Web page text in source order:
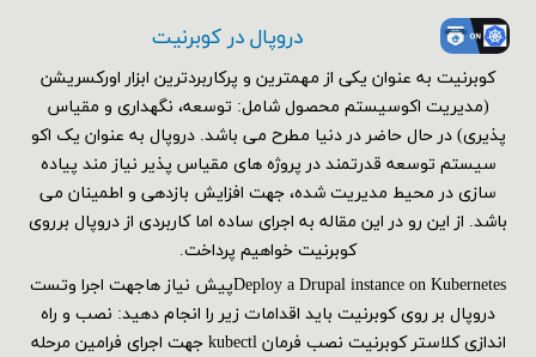
دروپال در کوبرنیت
کوبرنیت به عنوان یکی از مهمترین و پرکاربردترین ابزار اورکسریشن
(مدیریت اکوسیستم محصول شامل: توسعه، نگهداری و مقیاس
پذیری) در حال حاضر در دنیا مطرح می باشد. دروپال به عنوان یک اکو
سیستم توسعه قدرتمند در پروژه های مقیاس پذیر نیاز مند پیاده
سازی در محیط مدیریت شده، جهت افزایش بازدهی و اطمینان می
باشد. از این رو در این مقاله به اجرای ساده اما کاربردی از دروپال برروی
کوبرنیت خواهیم پرداخت.
Deploy a Drupal instance on Kubernetesپیش نیاز هاجهت اجرا وتست
دروپال بر روی کوبرنیت باید اقدامات زیر را انجام دهید: نصب و راه
اندازی کلاستر کوبرنیت نصب فرمان kubectl جهت اجرای فرامین مرحله